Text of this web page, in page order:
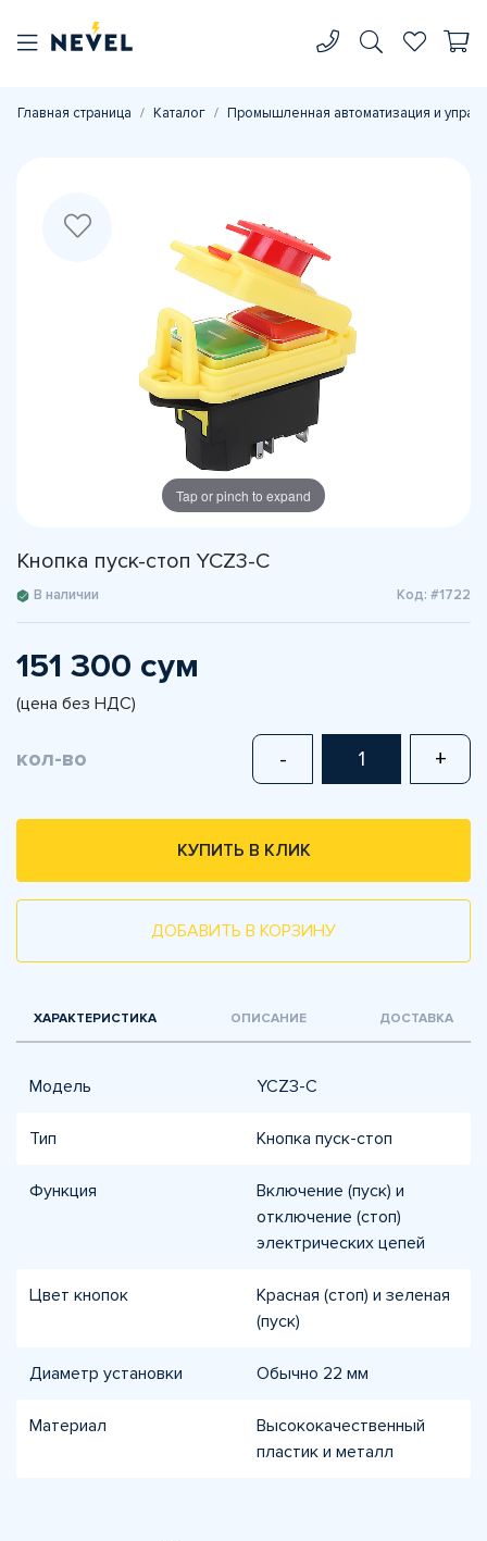
Главная страница Каталог Промышленная автоматизация и
Tap or pinch to expand
Кнопка пуск-стоп YCZ3-C
В наличии Код: #1722
151 300 сум
(цена без НДС)
кол-во - +
КУПИТЬ В КЛИК
ДОБАВИТЬ В КОРЗИНУ
ХАРАКТЕРИСТИКА ОПИСАНИЕ ДОСТАВКА
Модель YCZ3-C
Тип Кнопка пуск-стоп
Функция
Включение (пуск) и
отключение (стоп)
электрических цепей
Цвет кнопок
Красная (стоп) и зеленая
(пуск)
Диаметр установки Обычно 22 мм
Материал
Высококачественный
пластик и металл